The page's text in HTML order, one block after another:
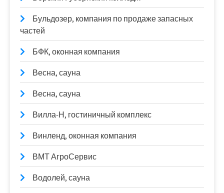
Бульдозер, компания по продаже запасных
частей
БФК, оконная компания
Весна, сауна
Весна, сауна
Вилла-Н, гостиничный комплекс
Винленд, оконная компания
ВМТ АгроСервис
Водолей, сауна